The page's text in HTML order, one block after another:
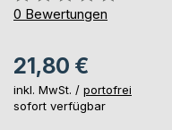
0%
0 Bewertungen
21,80 €
inkl. MwSt. / portofrei
sofort verfügbar